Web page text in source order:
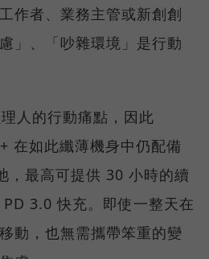
作者、業務主管或新創創
」、「吵雜環境」是行動
人的行動痛點，因此
如此纖薄機身中仍配備
，最高可提供 30 小時的續
3.0 快充。即使一整天在
動，也無需攜帶笨重的變